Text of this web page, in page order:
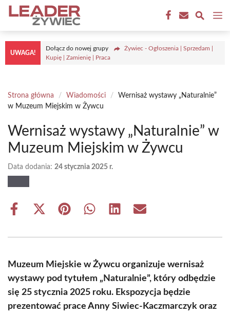
Przejdź
treści
UWAGA!
Dołącz do nowej grupy
Żywiec - Ogłoszenia | Sprzedam |
Kupię | Zamienię | Praca
Strona główna / Wiadomości /
Wernisaż wystawy „Naturalnie”
w Muzeum Miejskim w Żywcu
Wernisaż wystawy „Naturalnie” w
Muzeum Miejskim w Żywcu
Data dodania: 24 stycznia 2025 r.
Share
Share
(Twitter)
Share Share Share Share
Muzeum Miejskie w Żywcu organizuje wernisaż
wystawy pod tytułem „Naturalnie”, który odbędzie
się 25 stycznia 2025 roku. Ekspozycja będzie
prezentować prace Anny Siwiec-Kaczmarczyk oraz